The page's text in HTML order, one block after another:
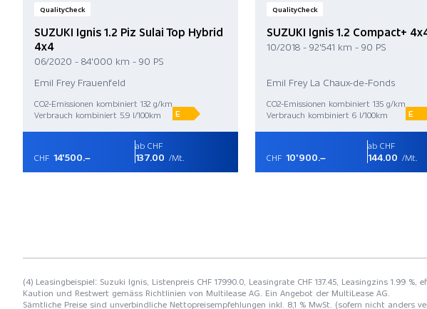
QualityCheck
SUZUKI Ignis 1.2 Piz Sulai Top Hybrid
4x4
06/2020 - 84'000 km - 90 PS
Emil Frey Frauenfeld
CO2-Emissionen kombiniert 132 g/km
Verbrauch kombiniert 5.9 l/100km
E
CHF 14'500.–
ab CHF
137.00 /Mt.
QualityCheck
SUZUKI Ignis 1.2 Compact+
10/2018 - 92'541 km - 90 PS
Emil Frey La Chaux-de-Fonds
CO2-Emissionen kombiniert 135 g/km
Verbrauch kombiniert 6 l/100km
E
CHF 10'900.–
ab CHF
144.00 /Mt.
(4) Leasingbeispiel: Suzuki Ignis, Listenpreis CHF 17990.0, Leasingrate CHF 137.45, Leasingzins 1.99
Kaution und Restwert gemäss Richtlinien von Multilease AG. Ein Angebot der MultiLease AG.
Sämtliche Preise sind unverbindliche Nettopreisempfehlungen inkl. 8,1 % MwSt. (sofern nicht